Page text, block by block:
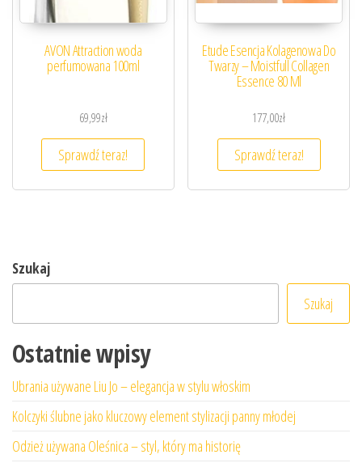
AVON Attraction woda
perfumowana 100ml
69,99zł
Sprawdź teraz!
Etude Esencja Kolagenowa Do
Twarzy – Moistfull Collagen
Essence 80 Ml
177,00zł
Sprawdź teraz!
Szukaj
Szukaj
Ostatnie wpisy
Ubrania używane Liu Jo – elegancja w stylu włoskim
Kolczyki ślubne jako kluczowy element stylizacji panny młodej
Odzież używana Oleśnica – styl, który ma historię